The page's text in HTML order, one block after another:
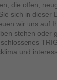
die offen,
sich in dieser
wir uns auf
stehen oder
und